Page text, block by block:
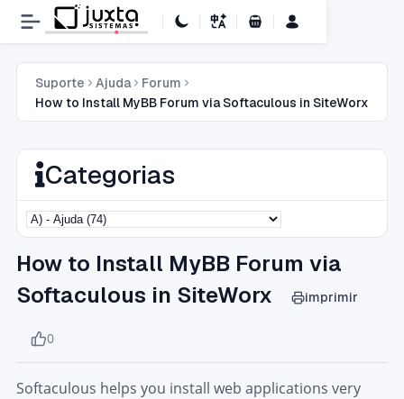
Carrinho de Compras
Suporte Ajuda
Forum
How to Install MyBB Forum via Softaculous in SiteWorx
Categorias
How to Install MyBB Forum via
Softaculous in SiteWorx
imprimir
0
Softaculous helps you install web applications very